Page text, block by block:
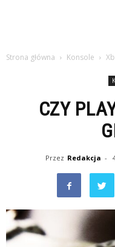
Strona główna Konsole
CZY
Przez Redakcja -